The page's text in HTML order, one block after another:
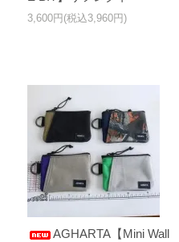
3,600円(税込3,960円)
AGHARTA【Mini Wall